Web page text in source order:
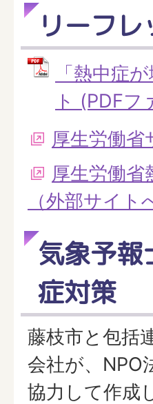
リーフ
「熱中症
ト (PDFフ
厚生労働
厚生労働
（外部サイト
気象予報
症対策
藤枝市と包括
会社が、NPO
協力して作成